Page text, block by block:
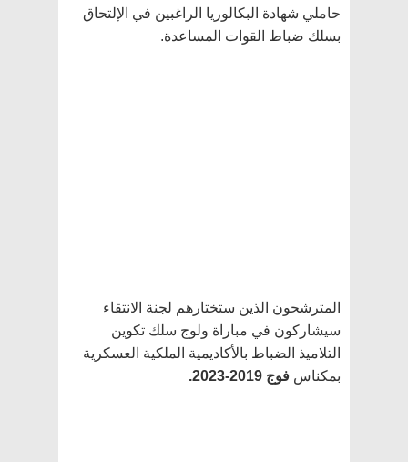
حاملي شهادة البكالوريا الراغبين في الإلتحاق
بسلك ضباط القوات المساعدة.
المترشحون الذين ستختارهم لجنة الانتقاء
سيشاركون في مباراة ولوج سلك تكوين
التلاميذ الضباط بالأكاديمية الملكية العسكرية
بمكناس فوج 2019-2023.